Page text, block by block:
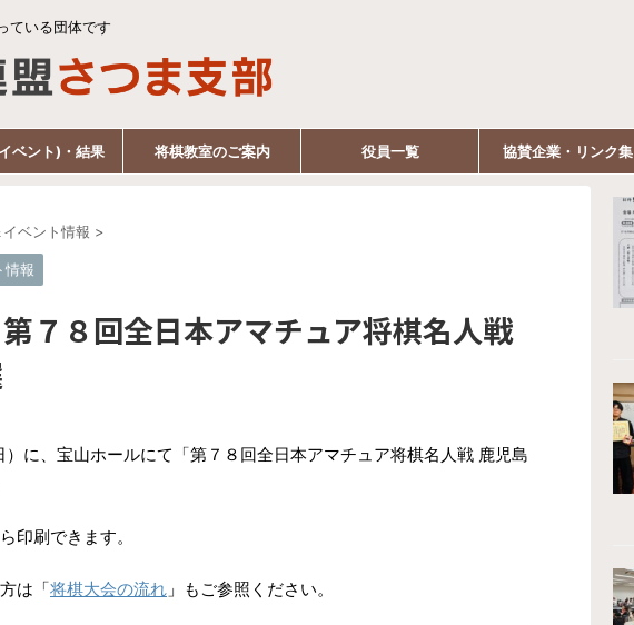
ている団体です
ベント)・結果 将棋教室のご案内 役員一覧 協賛企業・リンク集
ベント情報 >
情報
第７８回全日本アマチュア将棋名人戦
に、宝山ホールにて「第７８回全日本アマチュア将棋名人戦 鹿児島
印刷できます。
は「将棋大会の流れ 」もご参照ください。